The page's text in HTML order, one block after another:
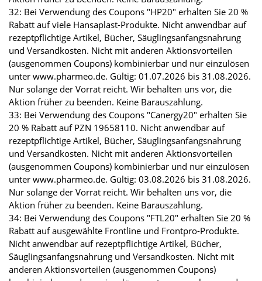
32: Bei Verwendung des Coupons "HP20" erhalten Sie 20 %
Rabatt auf viele Hansaplast-Produkte. Nicht anwendbar auf
rezeptpflichtige Artikel, Bücher, Säuglingsanfangsnahrung
und Versandkosten. Nicht mit anderen Aktionsvorteilen
(ausgenommen Coupons) kombinierbar und nur einzulösen
unter www.pharmeo.de. Gültig: 01.07.2026 bis 31.08.2026.
Nur solange der Vorrat reicht. Wir behalten uns vor, die
Aktion früher zu beenden. Keine Barauszahlung.
33: Bei Verwendung des Coupons "Canergy20" erhalten Sie
20 % Rabatt auf PZN 19658110. Nicht anwendbar auf
rezeptpflichtige Artikel, Bücher, Säuglingsanfangsnahrung
und Versandkosten. Nicht mit anderen Aktionsvorteilen
(ausgenommen Coupons) kombinierbar und nur einzulösen
unter www.pharmeo.de. Gültig: 03.08.2026 bis 31.08.2026.
Nur solange der Vorrat reicht. Wir behalten uns vor, die
Aktion früher zu beenden. Keine Barauszahlung.
34: Bei Verwendung des Coupons "FTL20" erhalten Sie 20 %
Rabatt auf ausgewählte Frontline und Frontpro-Produkte.
Nicht anwendbar auf rezeptpflichtige Artikel, Bücher,
Säuglingsanfangsnahrung und Versandkosten. Nicht mit
anderen Aktionsvorteilen (ausgenommen Coupons)